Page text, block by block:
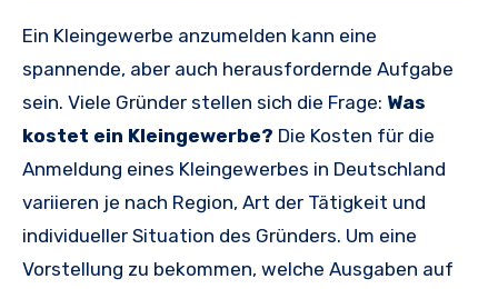
Ein Kleingewerbe anzumelden kann eine
spannende, aber auch herausfordernde Aufgabe
sein. Viele Gründer stellen sich die Frage: Was
kostet ein Kleingewerbe? Die Kosten für die
Anmeldung eines Kleingewerbes in Deutschland
variieren je nach Region, Art der Tätigkeit und
individueller Situation des Gründers. Um eine
Vorstellung zu bekommen, welche Ausgaben auf